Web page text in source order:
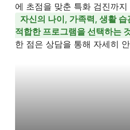
에 초점을 맞춘 특화 검진까
자신의 나이, 가족력, 생활
적합한 프로그램을 선택하는
한 점은 상담을 통해 자세히